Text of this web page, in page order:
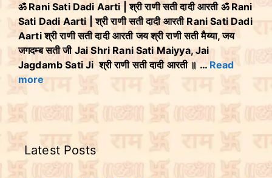
ॐ Rani Sati Dadi Aarti | श्री राणी सती दादी आरती ॐ Rani
Sati Dadi Aarti | श्री राणी सती दादी आरती Rani Sati Dadi
Aarti श्री राणी सती दादी आरती जय श्री राणी सती मैय्या, जय
जगदम्ब सती जी Jai Shri Rani Sati Maiyya, Jai
Jagdamb Sati Ji श्री राणी सती दादी आरती ॥ … Read
more
Latest Posts